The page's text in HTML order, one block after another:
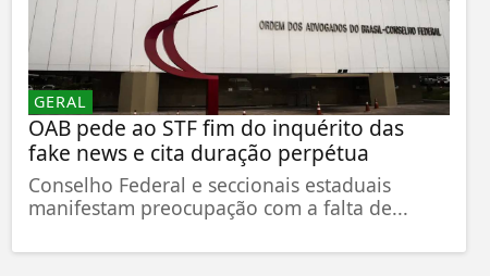
GERAL
OAB pede ao STF fim do inquérito das
fake news e cita duração perpétua
Conselho Federal e seccionais estaduais
manifestam preocupação com a falta de...